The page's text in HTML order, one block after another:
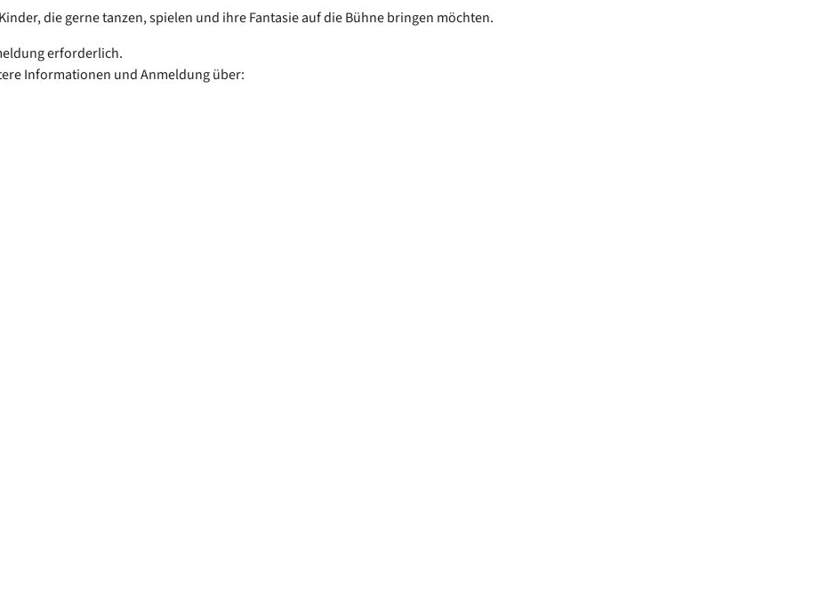
die gerne tanzen, spielen und ihre Fantasie auf die Bühne bringen möchten.
erforderlich.
Informationen und Anmeldung über: